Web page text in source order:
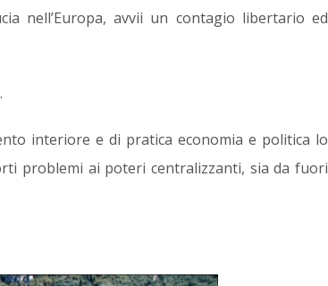
nell’Europa, avvii un contagio libertario ed
interiore e di pratica economia e politica lo
problemi ai poteri centralizzanti, sia da fuori